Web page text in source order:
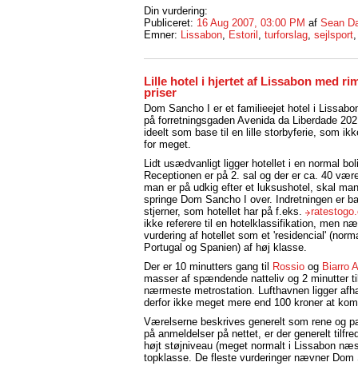
Din vurdering:
Publiceret: 16 Aug 2007, 03:00 PM af Sean
Emner:
Lissabon Estoril turforslag sejlsport
Lille hotel i hjertet af Lissabon med
priser
Dom Sancho I er et familieejet hotel i
på forretningsgaden Avenida da Liberdade
ideelt som base til en lille storbyferie, som
for meget.
Lidt usædvanligt ligger hotellet i en normal
Receptionen er på 2. sal og der er ca. 40
man er på udkig efter et luksushotel, skal
springe Dom Sancho I over. Indretningen er
stjerner, som hotellet har på f.eks.
ikke referere til en hotelklassifikation, men
vurdering af hotellet som et 'residencial'
Portugal og Spanien) af høj klasse.
Der er 10 minutters gang til
Rossio og Biarro
masser af spændende natteliv og 2 minutter
nærmeste metrostation. Lufthavnen ligger
derfor ikke meget mere end 100 kroner at
Værelserne beskrives generelt som rene og
på anmeldelser på nettet, er der generelt
højt støjniveau (meget normalt i Lissabon
topklasse. De fleste vurderinger nævner Dom